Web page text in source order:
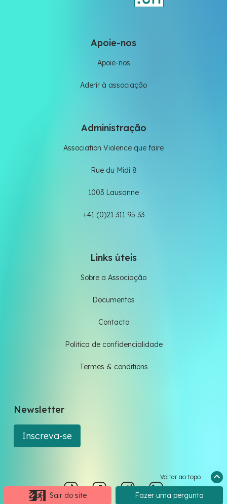
Sair do site Fazer uma pergunta
Voltar ao topo
Apoie-nos
Apoie-nos
Aderir à associação
Administração
Association Violence que faire
Rue du Midi 8
1003 Lausanne
+41 (0)21 311 95 33
Links úteis
Sobre a Associação
Documentos
Contacto
Politica de confidencialidade
Termes & conditions
Newsletter
Inscreva-se